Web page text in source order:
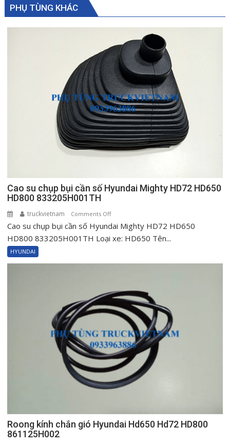
PHỤ TÙNG KHÁC
Cao su chụp bụi cần số Hyundai Mighty HD72 HD650
HD800 833205H001TH
truckvietnam Comments Offon
Cao
su
Hyundai
Mighty
HD72
HD800
833205H001TH
Cao su chụp bụi cần số Hyundai Mighty HD72 HD650
HD800 833205H001TH Loại xe: HD650 Tên...
HYUNDAI
Roong kính chắn gió Hyundai Hd650 Hd72 HD800
861125H002